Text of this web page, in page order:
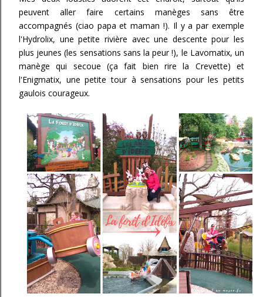
peuvent aller faire certains manèges sans être
accompagnés (ciao papa et maman !). Il y a par exemple
l'Hydrolix, une petite rivière avec une descente pour les
plus jeunes (les sensations sans la peur !), le Lavomatix, un
manège qui secoue (ça fait bien rire la Crevette) et
l'Enigmatix, une petite tour à sensations pour les petits
gaulois courageux.